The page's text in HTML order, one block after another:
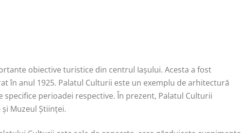
obiective turistice din centrul Iașului. Acesta a fost
în anul 1925. Palatul Culturii este un exemplu de arhitectură
perioadei respective. În prezent, Palatul Culturii
Muzeul Științei.